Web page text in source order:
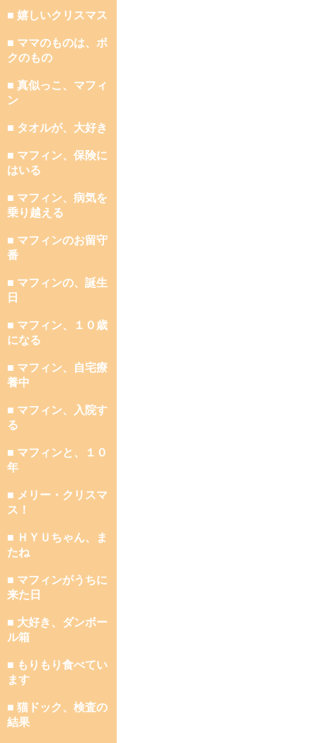
■ 嬉しいクリスマス
■ ママのものは、ボ
クのもの
■ 真似っこ、マフィ
ン
■ タオルが、大好き
■ マフィン、保険に
はいる
■ マフィン、病気を
乗り越える
■ マフィンのお留守
番
■ マフィンの、誕生
日
■ マフィン、１０歳
になる
■ マフィン、自宅療
養中
■ マフィン、入院す
る
■ マフィンと、１０
年
■ メリー・クリスマ
ス！
■ ＨＹＵちゃん、ま
たね
■ マフィンがうちに
来た日
■ 大好き、ダンボー
ル箱
■ もりもり食べてい
ます
■ 猫ドック、検査の
結果